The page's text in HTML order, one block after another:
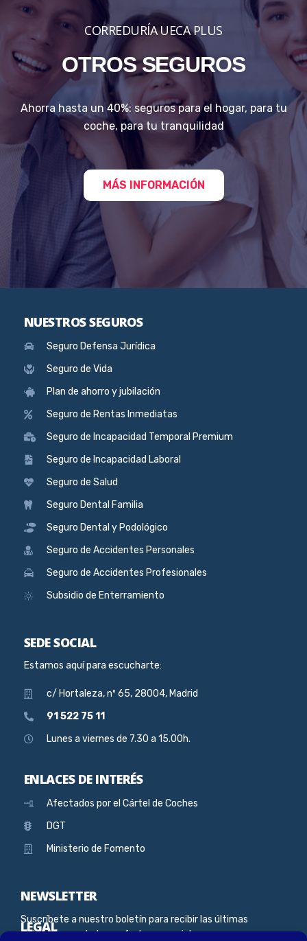
CORREDURÍA UECA PLUS
OTROS SEGUROS
Ahorra hasta un 40%: seguros para el hogar, para tu
coche, para tu tranquilidad
MÁS INFORMACIÓN
NUESTROS SEGUROS
Seguro Defensa Jurídica
Seguro de Vida
Plan de ahorro y jubilación
Seguro de Rentas Inmediatas
Seguro de Incapacidad Temporal Premium
Seguro de Incapacidad Laboral
Seguro de Salud
Seguro Dental Familia
Seguro Dental y Podológico
Seguro de Accidentes Personales
Seguro de Accidentes Profesionales
Subsidio de Enterramiento
SEDE SOCIAL
Estamos aquí para escucharte:
c/ Hortaleza, nº 65, 28004, Madrid
91 522 75 11
Lunes a viernes de 7.30 a 15.00h.
ENLACES DE INTERÉS
Afectados por el Cártel de Coches
DGT
Ministerio de Fomento
NEWSLETTER
Suscríbete a nuestro boletín para recibir las últimas
noticias, novedades y ofertas especiales
LEGAL